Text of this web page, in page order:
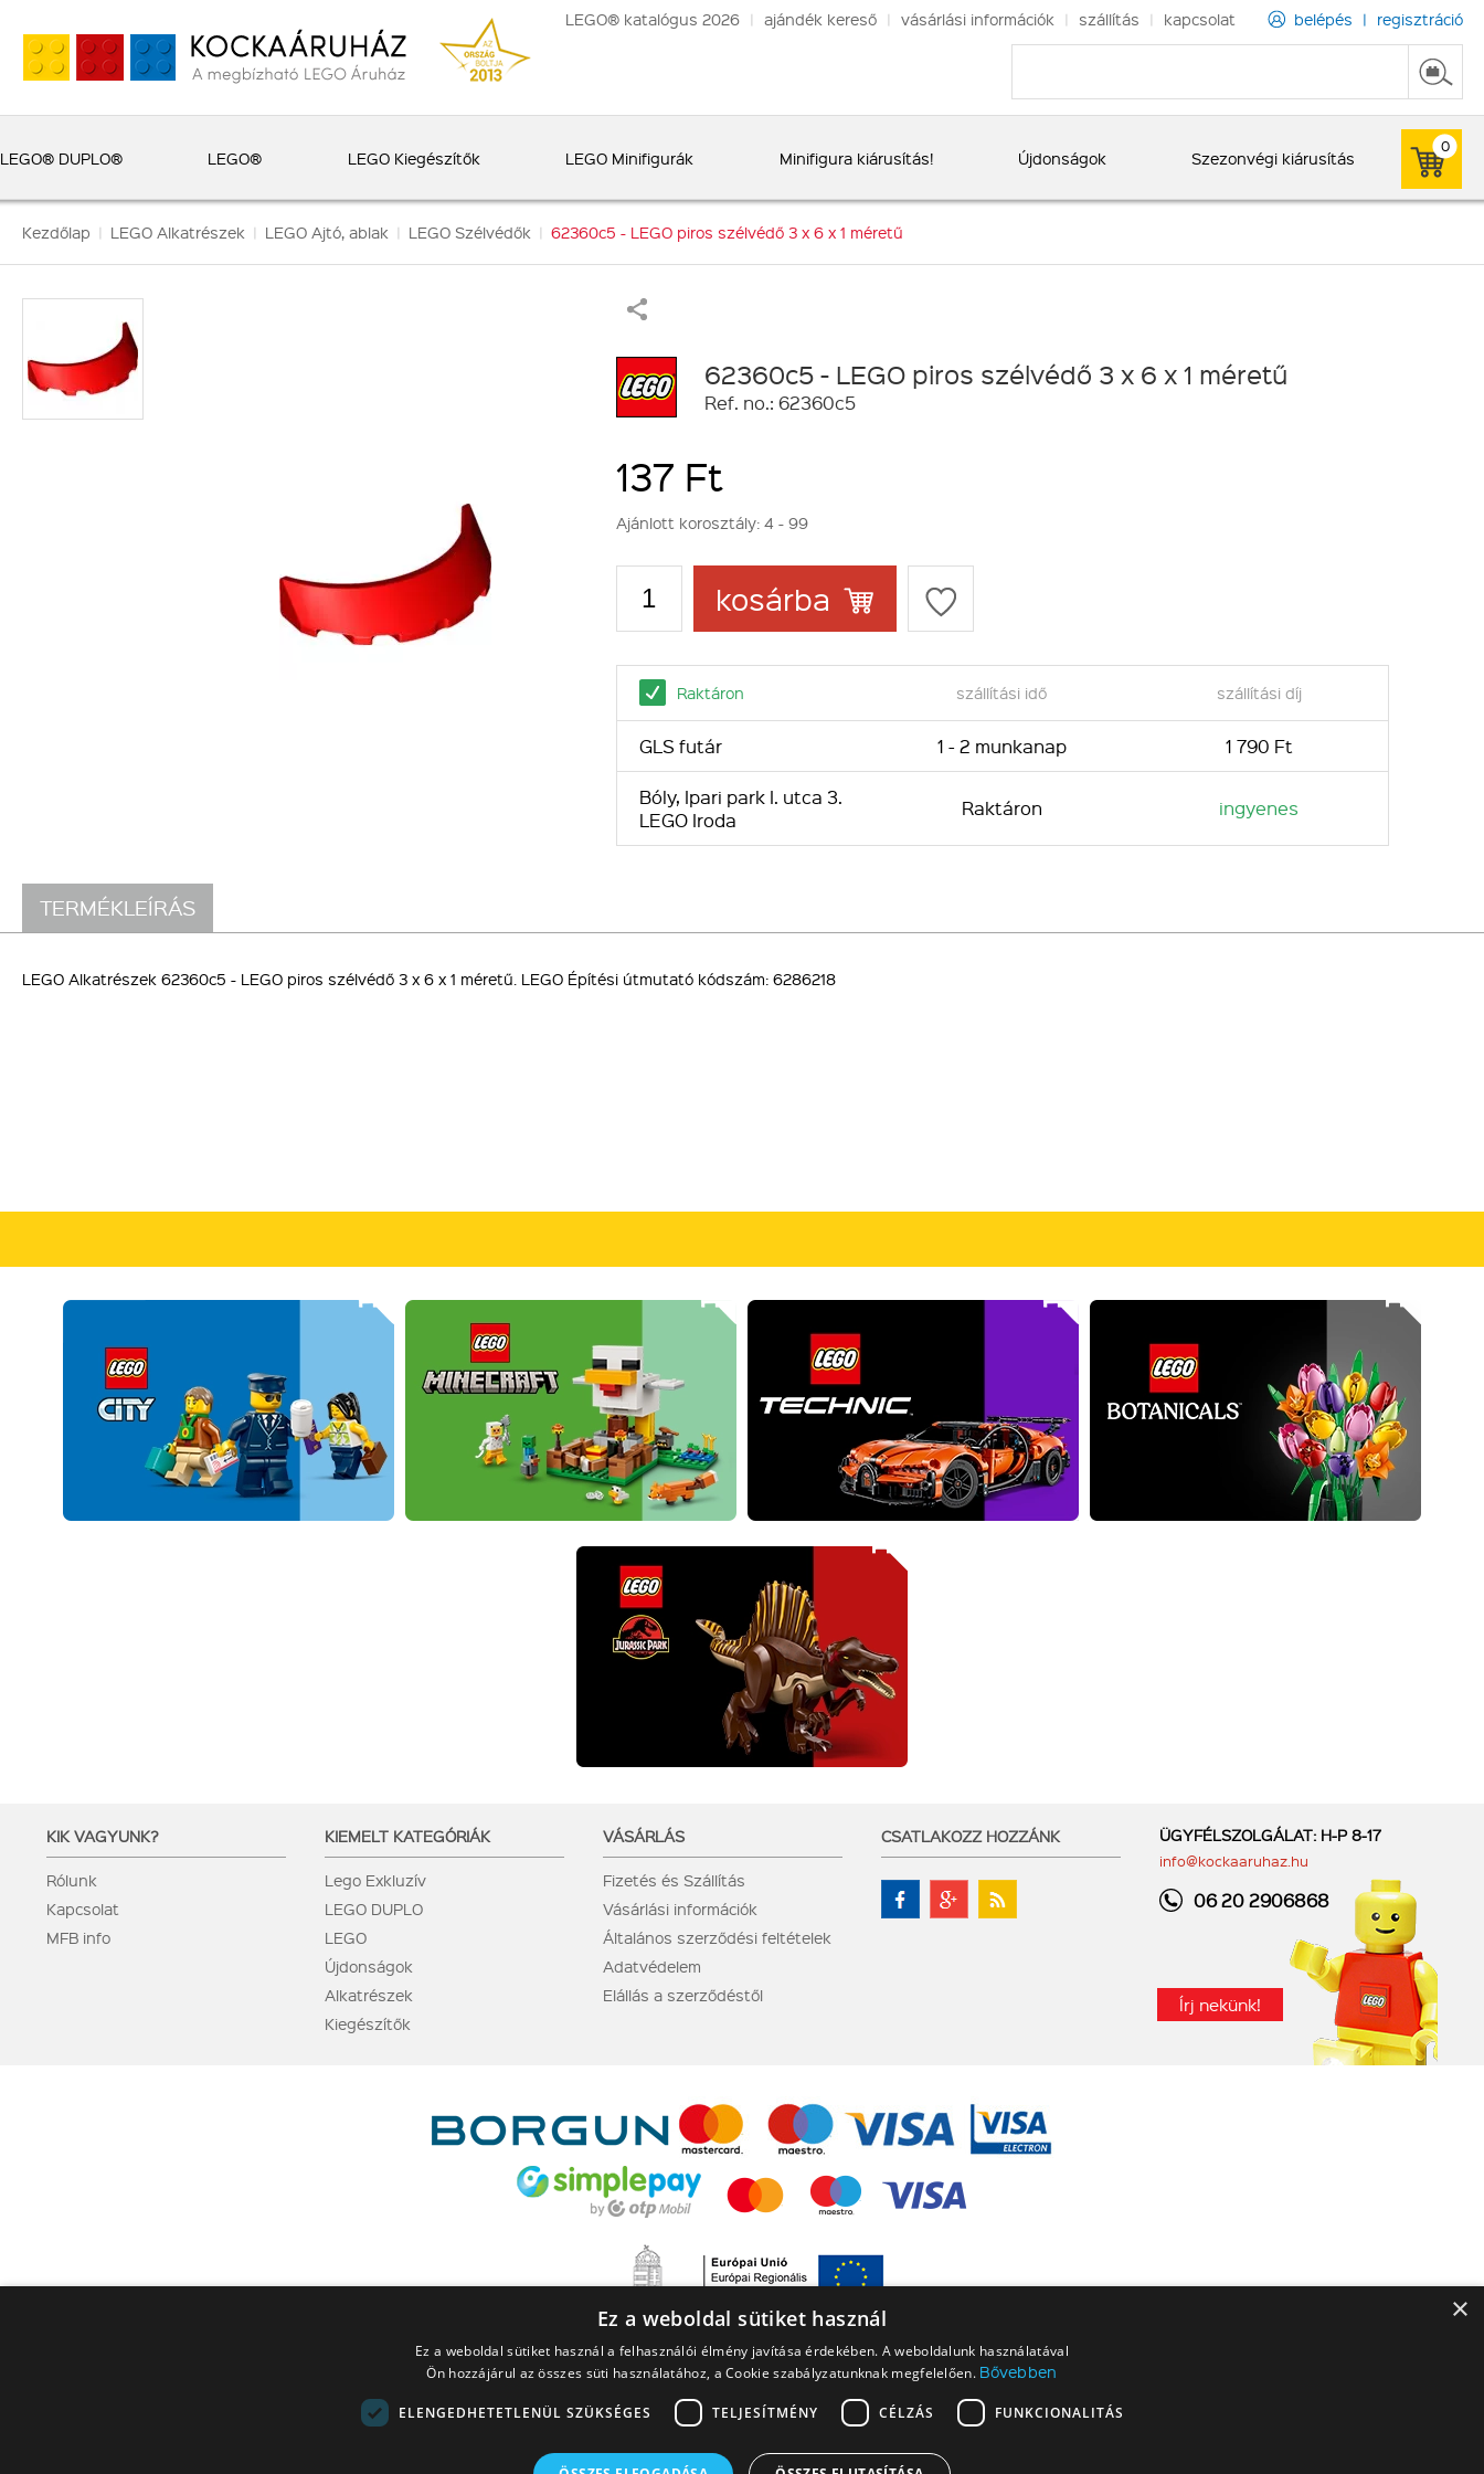
LEGO® katalógus 2026 | ajándék kereső | vásárlási információk | szállítás | kapcsolat belépés | regisztráció
LEGO® DUPLO® LEGO® LEGO Kiegészítők LEGO Minifigurák Minifigura kiárusítás! Újdonságok Szezonvégi kiárusítás
0
Kezdőlap | LEGO Alkatrészek | LEGO Ajtó, ablak | LEGO Szélvédők | 62360c5 - LEGO piros szélvédő 3 x 6 x 1 méretű
62360c5 - LEGO piros szélvédő 3 x 6 x 1 méretű
Ref. no.: 62360c5
137 Ft
Ajánlott korosztály: 4 - 99
kosárba
Raktáron szállítási idő szállítási díj
GLS futár 1 - 2 munkanap 1 790 Ft
Bóly, Ipari park I. utca 3.
LEGO Iroda
Raktáron ingyenes
TERMÉKLEÍRÁS
LEGO Alkatrészek 62360c5 - LEGO piros szélvédő 3 x 6 x 1 méretű. LEGO Építési útmutató kódszám: 6286218
KIK VAGYUNK?
Rólunk
Kapcsolat
MFB info
KIEMELT KATEGÓRIÁK
Lego Exkluzív
LEGO DUPLO
LEGO
Újdonságok
Alkatrészek
Kiegészítők
VÁSÁRLÁS
Fizetés és Szállítás
Vásárlási információk
Általános szerződési feltételek
Adatvédelem
Elállás a szerződéstől
CSATLAKOZZ HOZZÁNK ÜGYFÉLSZOLGÁLAT: H-P 8-17
info@kockaaruhaz.hu
06 20 2906868
Írj nekünk!
A LEGO elnevezés, a LEGO logó, a Minifigure, a DUPLO, a DUPLO logó, a NINJAGO, a NINJAGO logó, a FRIENDS logó, a HIDDEN SIDE logó, a MINIFIGURES logó, a MINDSTORMS, a MINDSTORMS logó, a VIDIYO, a NEXO KNIGHTS,
×
Ez a weboldal sütiket használ
Ez a weboldal sütiket használ a felhasználói élmény javítása érdekében. A weboldalunk használatával
Ön hozzájárul az összes süti használatához, a Cookie szabályzatunknak megfelelően. Bővebben
ELENGEDHETETLENÜL SZÜKSÉGES TELJESÍTMÉNY CÉLZÁS FUNKCIONALITÁS